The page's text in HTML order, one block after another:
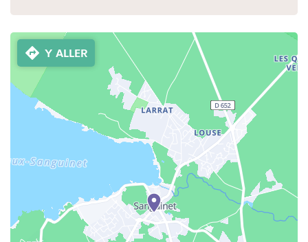
Y ALLER